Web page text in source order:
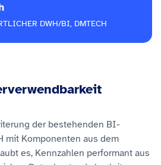
DWH/BI, DMTECH
der bestehenden BI-
mit Komponenten aus dem
es, Kennzahlen performant aus